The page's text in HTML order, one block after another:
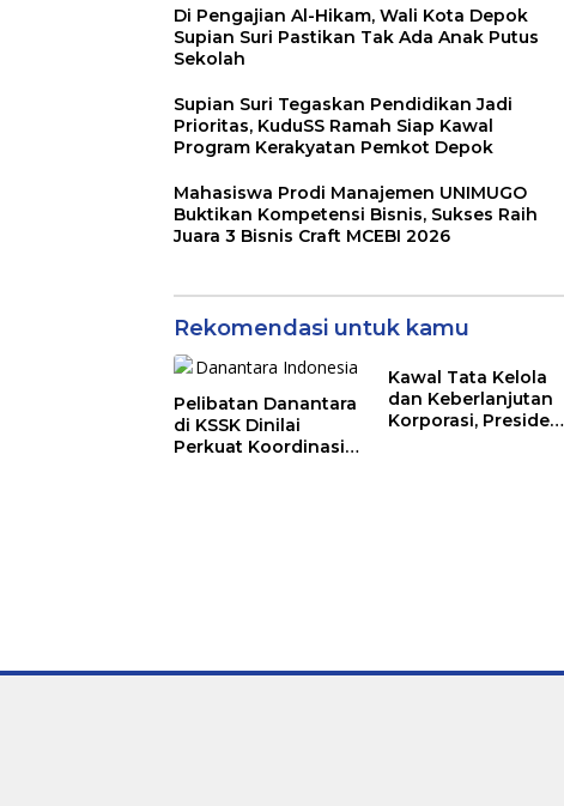
Di Pengajian Al-Hikam, Wali Kota Depok
Supian Suri Pastikan Tak Ada Anak Putus
Sekolah
Supian Suri Tegaskan Pendidikan Jadi
Prioritas, KuduSS Ramah Siap Kawal
Program Kerakyatan Pemkot Depok
Mahasiswa Prodi Manajemen UNIMUGO
Buktikan Kompetensi Bisnis, Sukses Raih
Juara 3 Bisnis Craft MCEBI 2026
Rekomendasi untuk kamu
Pelibatan Danantara
di KSSK Dinilai
Perkuat Koordinasi
Kawal Tata Kelola
dan Keberlanjutan
Korporasi, Presiden